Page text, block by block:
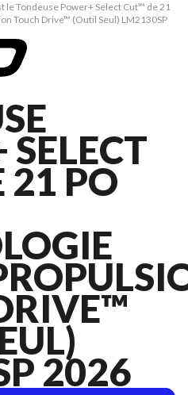
le Tondeuse Power+ Select Cut™ de 21
Touch Drive™ (Outil Seul) LM2130SP
21 PO
2026